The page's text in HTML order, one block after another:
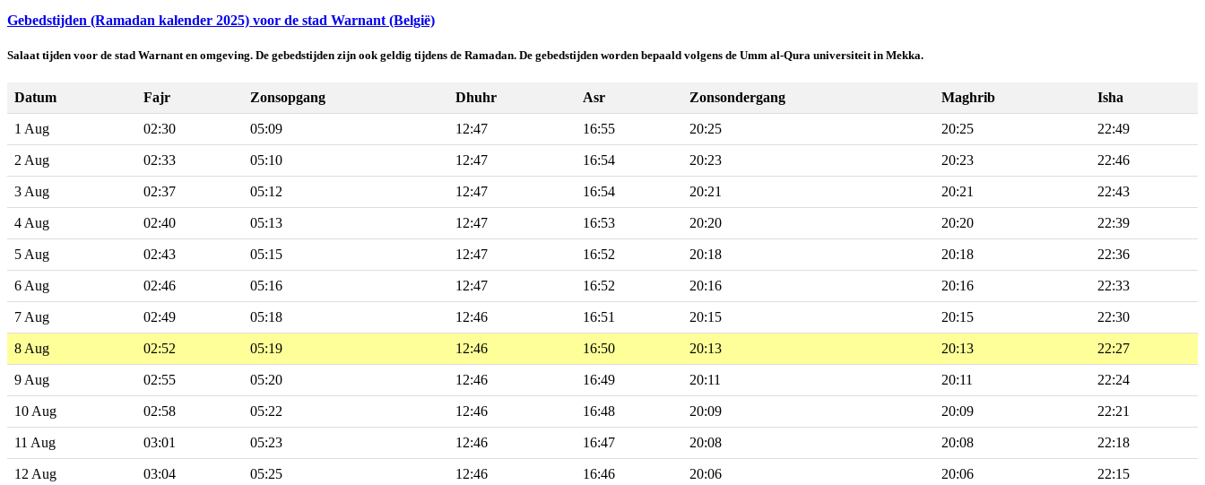
Gebedstijden (Ramadan kalender 2025) voor de stad Warnant (België)
Salaat tijden voor de stad Warnant en omgeving. De gebedstijden zijn ook geldig tijdens de Ramadan. De gebedstijden worden bepaald volgens de Umm al-Qura universiteit in Mekka.
Datum Fajr Zonsopgang Dhuhr Asr Zonsondergang Maghrib Isha
1 Aug 02:30 05:09 12:47 16:55 20:25 20:25 22:49
2 Aug 02:33 05:10 12:47 16:54 20:23 20:23 22:46
3 Aug 02:37 05:12 12:47 16:54 20:21 20:21 22:43
4 Aug 02:40 05:13 12:47 16:53 20:20 20:20 22:39
5 Aug 02:43 05:15 12:47 16:52 20:18 20:18 22:36
6 Aug 02:46 05:16 12:47 16:52 20:16 20:16 22:33
7 Aug 02:49 05:18 12:46 16:51 20:15 20:15 22:30
8 Aug 02:52 05:19 12:46 16:50 20:13 20:13 22:27
9 Aug 02:55 05:20 12:46 16:49 20:11 20:11 22:24
10 Aug 02:58 05:22 12:46 16:48 20:09 20:09 22:21
11 Aug 03:01 05:23 12:46 16:47 20:08 20:08 22:18
12 Aug 03:04 05:25 12:46 16:46 20:06 20:06 22:15